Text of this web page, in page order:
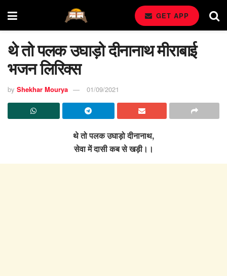
GET APP
थे तो पलक उघाड़ो दीनानाथ मीराबाई
भजन लिरिक्स
by Shekhar Mourya 01/09/2021
थे तो पलक उघाड़ो दीनानाथ,
सेवा में दासी कब से खड़ी।।